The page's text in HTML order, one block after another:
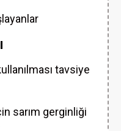
tavsiye
sarım gerginliği